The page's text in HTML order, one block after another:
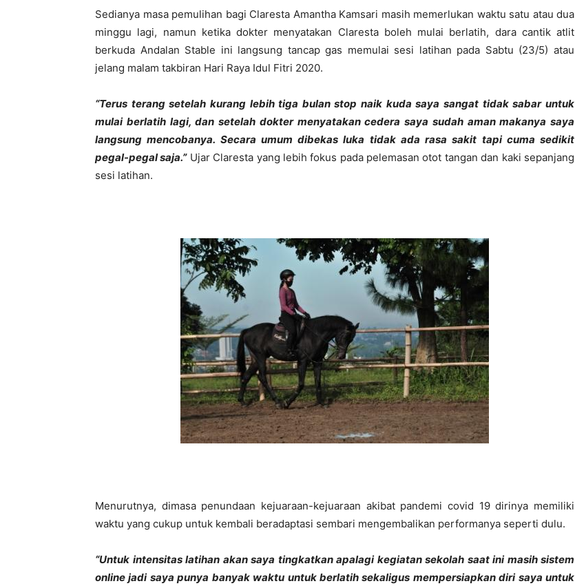
Sedianya masa pemulihan bagi Claresta Amantha Kamsari masih memerlukan waktu satu atau dua
minggu lagi, namun ketika dokter menyatakan Claresta boleh mulai berlatih, dara cantik atlit
berkuda Andalan Stable ini langsung tancap gas memulai sesi latihan pada Sabtu (23/5) atau
jelang malam takbiran Hari Raya Idul Fitri 2020.
“Terus terang setelah kurang lebih tiga bulan stop naik kuda saya sangat tidak sabar untuk
mulai berlatih lagi, dan setelah dokter menyatakan cedera saya sudah aman makanya saya
langsung mencobanya. Secara umum dibekas luka tidak ada rasa sakit tapi cuma sedikit
pegal-pegal saja.”Ujar Claresta yang lebih fokus pada pelemasan otot tangan dan kaki sepanjang
sesi latihan.
Menurutnya, dimasa penundaan kejuaraan-kejuaraan akibat pandemi covid 19 dirinya memiliki
waktu yang cukup untuk kembali beradaptasi sembari mengembalikan performanya seperti dulu.
“Untuk intensitas latihan akan saya tingkatkan apalagi kegiatan sekolah saat ini masih sistem
online jadi saya punya banyak waktu untuk berlatih sekaligus mempersiapkan diri saya untuk